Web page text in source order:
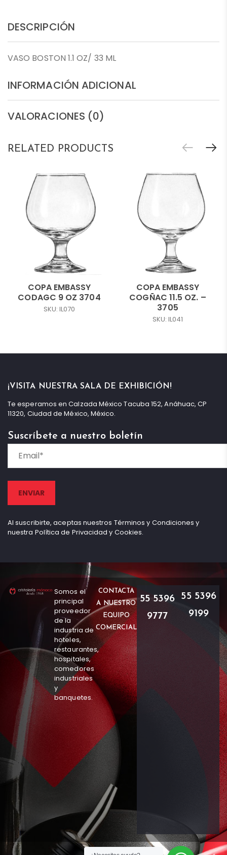
DESCRIPCIÓN
VASO BOSTON 1.1 OZ/ 33 ML
INFORMACIÓN ADICIONAL
VALORACIONES (0)
RELATED PRODUCTS
COPA EMBASSY
CODAGC 9 OZ 3704
SKU: IL070
COPA EMBASSY
COGÑAC 11.5 OZ. –
3705
SKU: IL041
¡VISITA NUESTRA SALA DE EXHIBICIÓN!
Te esperamos en Calzada México Tacuba 152, Anáhuac, CP
11320, Ciudad de México, México.
Suscríbete a nuestro boletín
Al suscribirte, aceptas nuestros Términos y Condiciones y
nuestra Política de Privacidad y Cookies.
Somos el
principal
proveedor
de la
industria de
hoteles,
restaurantes,
hospitales,
comedores
industriales
y
banquetes.
CONTACTA
A NUESTRO
EQUIPO
COMERCIAL
55 5396
9777
55 5396
9199